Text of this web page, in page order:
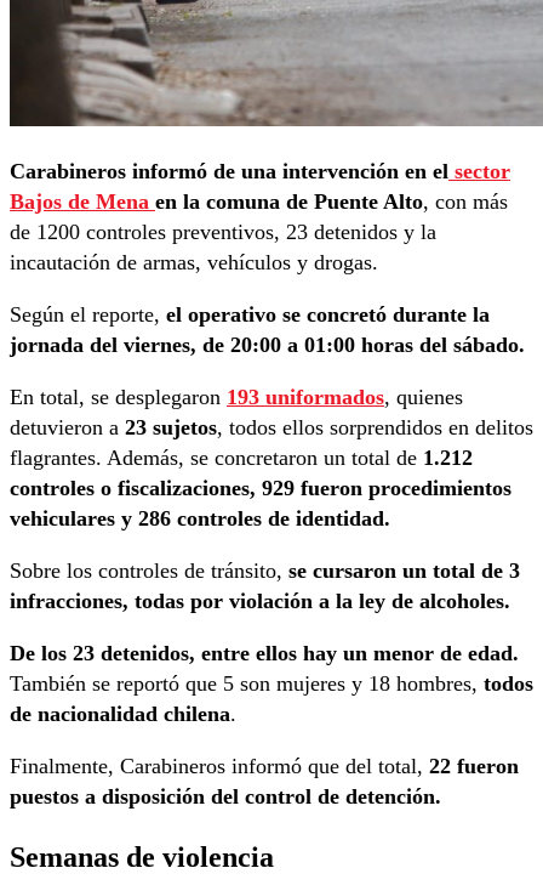
Carabineros informó de una intervención en el sector
Bajos de Mena en la comuna de Puente Alto, con más
de 1200 controles preventivos, 23 detenidos y la
incautación de armas, vehículos y drogas.
Según el reporte, el operativo se concretó durante la
jornada del viernes, de 20:00 a 01:00 horas del sábado.
En total, se desplegaron 193 uniformados, quienes
detuvieron a 23 sujetos, todos ellos sorprendidos en delitos
flagrantes. Además, se concretaron un total de 1.212
controles o fiscalizaciones, 929 fueron procedimientos
vehiculares y 286 controles de identidad.
Sobre los controles de tránsito, se cursaron un total de 3
infracciones, todas por violación a la ley de alcoholes.
De los 23 detenidos, entre ellos hay un menor de edad.
También se reportó que 5 son mujeres y 18 hombres, todos
de nacionalidad chilena.
Finalmente, Carabineros informó que del total, 22 fueron
puestos a disposición del control de detención.
Semanas de violencia